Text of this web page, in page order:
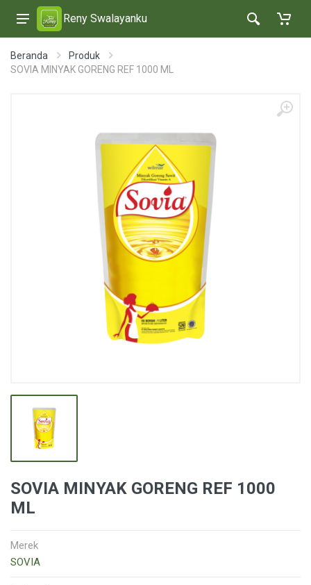
Reny Swalayanku
Beranda
Produk
SOVIA MINYAK GORENG REF 1000 ML
SOVIA MINYAK GORENG REF 1000
ML
Merek
SOVIA